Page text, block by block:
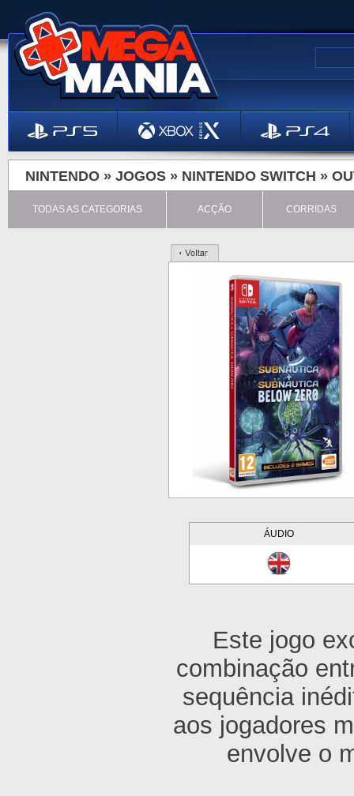
NINTENDO » JOGOS » NINTENDO SWITCH »
TODAS AS CATEGORIAS ACÇÃO CORRIDAS
ÁUDIO
Este jogo
combinação
sequência
aos jogadores
envolve o